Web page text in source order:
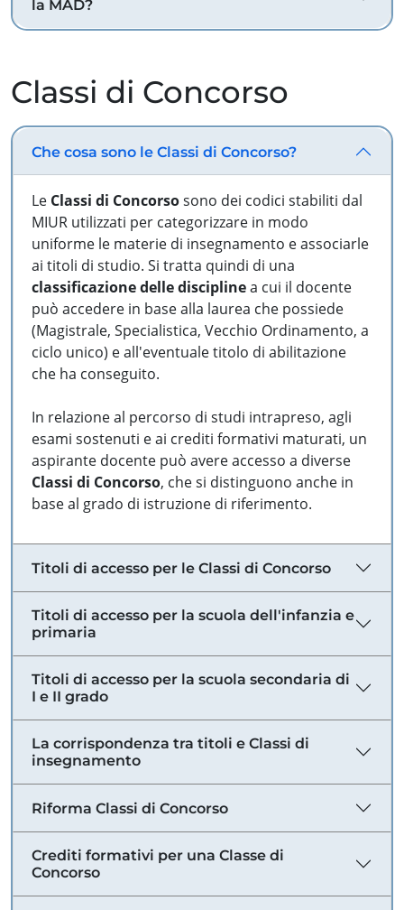
la MAD?
Classi di Concorso
Che cosa sono le Classi di Concorso?
Le Classi di Concorsosono dei codici stabiliti dal
MIUR utilizzati per categorizzare in modo
uniforme le materie di insegnamento e associarle
ai titoli di studio. Si tratta quindi di una
classificazione delle disciplinea cui il docente
può accedere in base alla laurea che possiede
(Magistrale, Specialistica, Vecchio Ordinamento, a
ciclo unico) e all'eventuale titolo di abilitazione
che ha conseguito.
In relazione al percorso di studi intrapreso, agli
esami sostenuti e ai crediti formativi maturati, un
aspirante docente può avere accesso a diverse
Classi di Concorso, che si distinguono anche in
base al grado di istruzione di riferimento.
Titoli di accesso per le Classi di Concorso
Titoli di accesso per la scuola dell'infanzia e
primaria
Titoli di accesso per la scuola secondaria di
I e II grado
La corrispondenza tra titoli e Classi di
insegnamento
Riforma Classi di Concorso
Crediti formativi per una Classe di
Concorso